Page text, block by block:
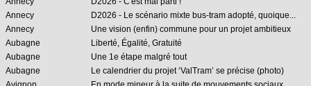
Annecy
D2026 - Le scénario mixte bus-tram adopté, quoique...
Annecy
Une vision (enfin) commune pour un projet ambitieux
Aubagne
Liberté, Égalité, Gratuité
Aubagne
Une 1e étape malgré tout
Aubagne
Le calendrier du projet ‘ValTram’ se précise (photo)